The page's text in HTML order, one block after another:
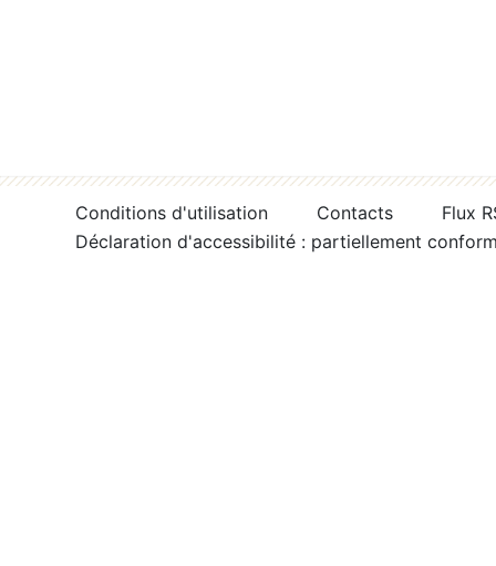
Conditions d'utilisation Contacts
Flux
Déclaration d'accessibilité : partiellement